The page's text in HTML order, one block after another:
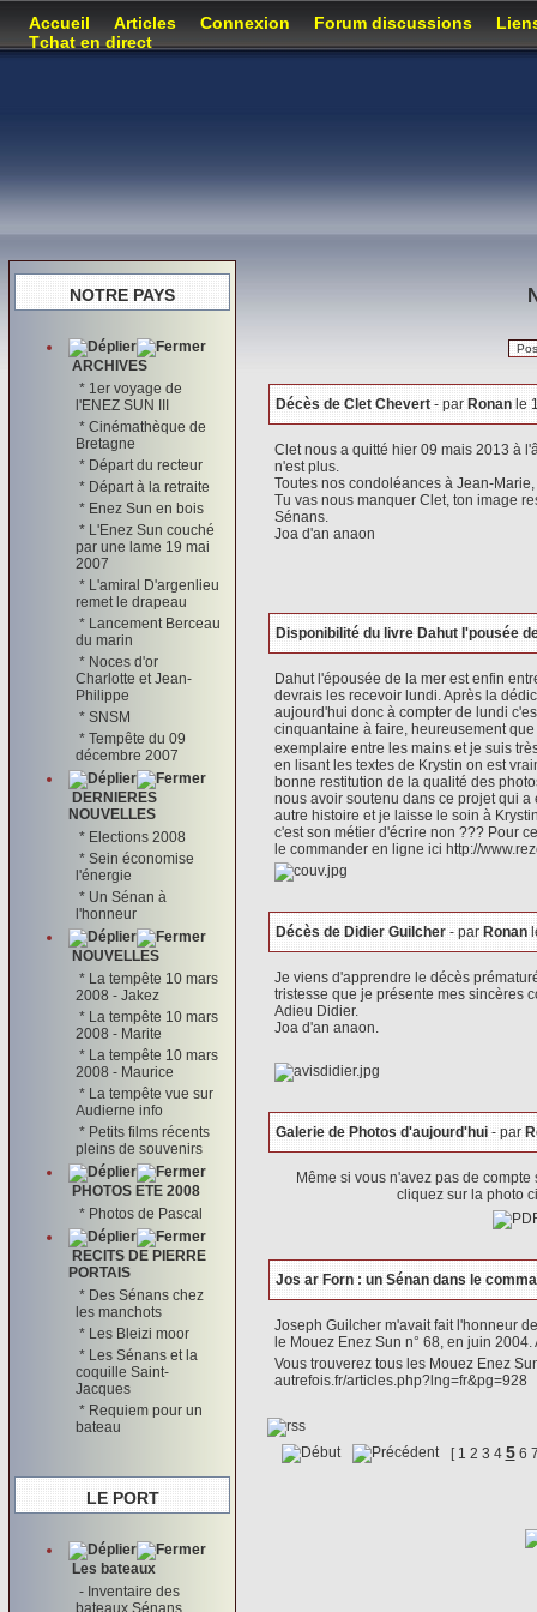
Accueil Articles Connexion Forum discussions
Tchat en direct
NOTRE PAYS
ARCHIVES
* 1er voyage de
l'ENEZ SUN III
* Cinémathèque de
Bretagne
* Départ du recteur
* Départ à la retraite
* Enez Sun en bois
* L'Enez Sun couché
par une lame 19 mai
2007
* L'amiral D'argenlieu
remet le drapeau
* Lancement Berceau
du marin
* Noces d'or
Charlotte et Jean-
Philippe
* SNSM
* Tempête du 09
décembre 2007
DERNIERES
NOUVELLES
* Elections 2008
* Sein économise
l'énergie
* Un Sénan à
l'honneur
NOUVELLES
* La tempête 10 mars
2008 - Jakez
* La tempête 10 mars
2008 - Marite
* La tempête 10 mars
2008 - Maurice
* La tempête vue sur
Audierne info
* Petits films récents
pleins de souvenirs
PHOTOS ETE 2008
* Photos de Pascal
RECITS DE PIERRE
PORTAIS
* Des Sénans chez
les manchots
* Les Bleizi moor
* Les Sénans et la
coquille Saint-
Jacques
* Requiem pour un
bateau
LE PORT
Les bateaux
- Inventaire des
bateaux Sénans
Décès de Clet Chevert - par Ronan le
Clet nous a quitté hier 09 mais 2013 à
n'est plus.
Toutes nos condoléances à Jean-
Tu vas nous manquer Clet, ton image
Sénans.
Joa d'an anaon
Disponibilité du livre Dahut l'pousée
Dahut l'épousée de la mer est enfin
devrais les recevoir lundi. Après la
aujourd'hui donc à compter de lundi
cinquantaine à faire, heureusement
exemplaire entre les mains et je suis
en lisant les textes de Krystin on est
bonne restitution de la qualité des
nous avoir soutenu dans ce projet qui
autre histoire et je laisse le soin à
c'est son métier d'écrire non ??? Pour
le commander en ligne ici http://
Décès de Didier Guilcher - par Ronan
Je viens d'apprendre le décès
tristesse que je présente mes sincères
Adieu Didier.
Joa d'an anaon.
Galerie de Photos d'aujourd'hui - par
Même si vous n'avez pas de compte
cliquez sur la photo
Jos ar Forn : un Sénan dans le
Joseph Guilcher m'avait fait l'honneur
le Mouez Enez Sun n° 68, en juin
Vous trouverez tous les Mouez Enez
autrefois.fr/articles.php?lng=fr&pg=928
[ 1 2 3 4 5 6